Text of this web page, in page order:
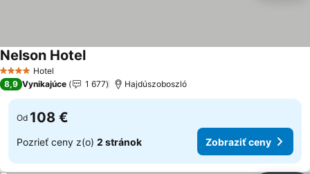
4 Počet hviezdičiek
Hotel
Nelson Hotel
8,9 Vynikajúce 1 677 Hajdúszoboszló
Od 108 €
Pozrieť ceny z(o) 2 stránok Zobraziť ceny